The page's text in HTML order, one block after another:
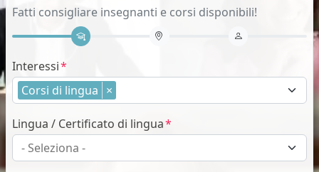
Fatti consigliare insegnanti e corsi disponibili!
Interessi
Corsi di lingua ×
Lingua / Certificato di lingua